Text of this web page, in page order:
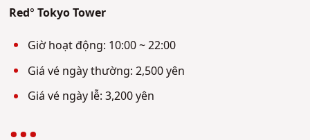
Red° Tokyo Tower
Giờ hoạt động: 10:00 ~ 22:00
Giá vé ngày thường: 2,500 yên
Giá vé ngày lễ: 3,200 yên